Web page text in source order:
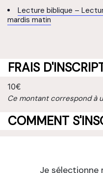
Lecture biblique –
mardis matin
FRAIS
10€
Ce montant correspond à
COMMENT
Je